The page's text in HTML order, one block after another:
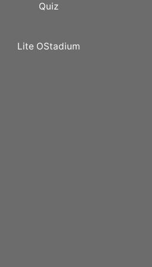
Quiz
Lite OStadium